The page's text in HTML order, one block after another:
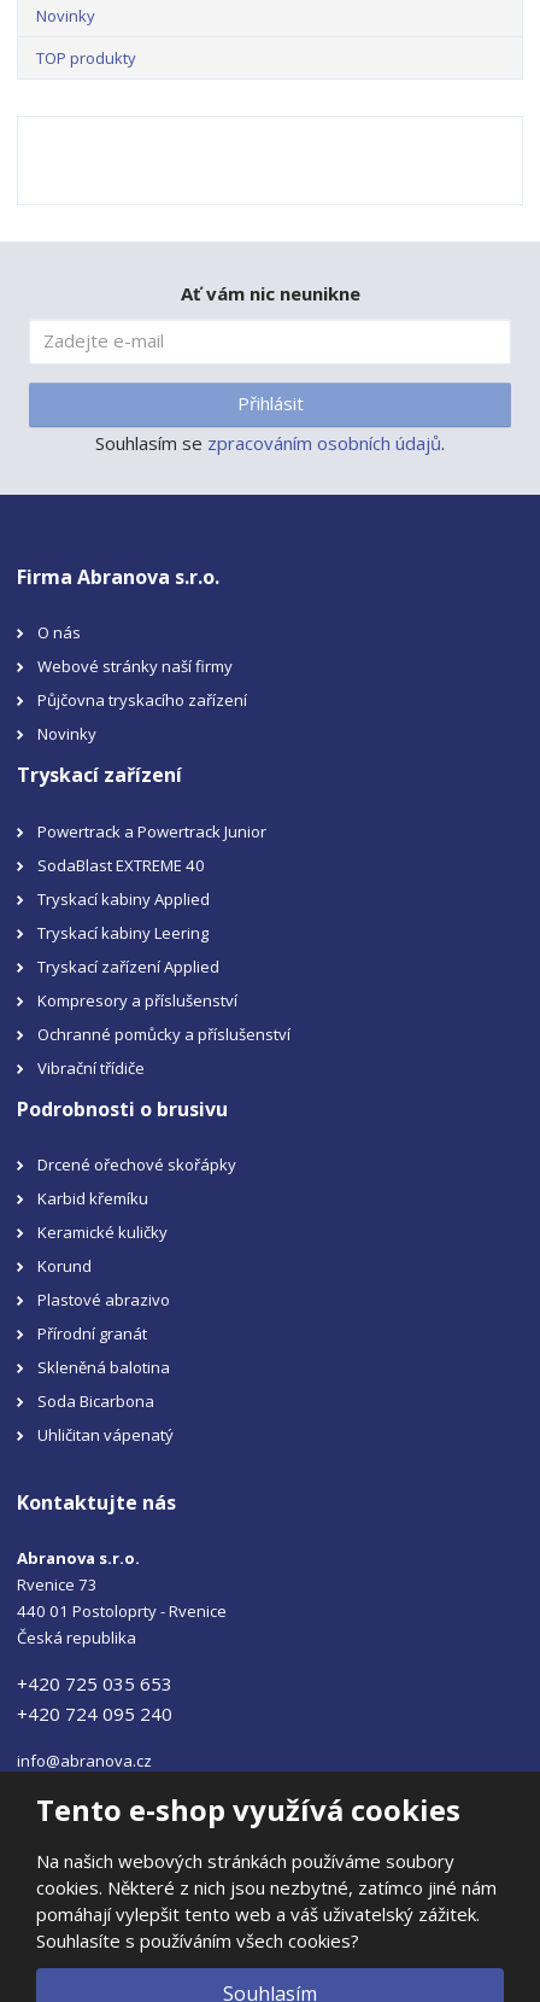
Tento e-shop využívá cookies
Na našich webových stránkách používáme soubory
cookies. Některé z nich jsou nezbytné, zatímco jiné nám
pomáhají vylepšit tento web a váš uživatelský zážitek.
Souhlasíte s používáním všech cookies?
Souhlasím
Novinky
TOP produkty
Ať vám nic neunikne
Přihlásit
Souhlasím se zpracováním osobních údajů.
Firma Abranova s.r.o.
O nás
Webové stránky naší firmy
Půjčovna tryskacího zařízení
Novinky
Tryskací zařízení
Powertrack a Powertrack Junior
SodaBlast EXTREME 40
Tryskací kabiny Applied
Tryskací kabiny Leering
Tryskací zařízení Applied
Kompresory a příslušenství
Ochranné pomůcky a příslušenství
Vibrační třídiče
Podrobnosti o brusivu
Drcené ořechové skořápky
Karbid křemíku
Keramické kuličky
Korund
Plastové abrazivo
Přírodní granát
Skleněná balotina
Soda Bicarbona
Uhličitan vápenatý
Kontaktujte nás
Abranova s.r.o.
Rvenice 73
440 01 Postoloprty - Rvenice
Česká republika
+420 725 035 653
+420 724 095 240
info@abranova.cz
© 2026, ABRANOVA s.r.o
Prohlášení o přístupnosti|Ochrana osobních údajů | Mapa stránek